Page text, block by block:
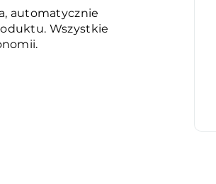
automatycznie
Wszystkie